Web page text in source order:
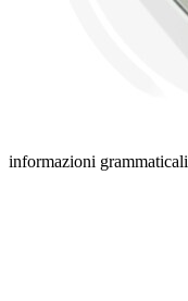
informazioni grammaticali